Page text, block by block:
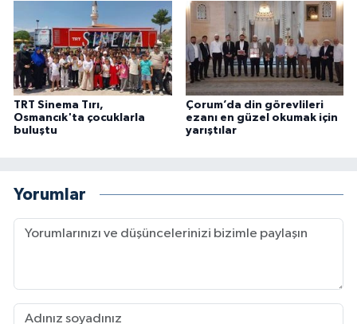
TRT Sinema Tırı,
Osmancık'ta çocuklarla
buluştu
Çorum’da din görevlileri
ezanı en güzel okumak için
yarıştılar
Yorumlar
Karaman Müftülüğü
Kars Müftülüğü
Kastamonu Müftülüğü
Kilis Müftülüğü
Kırıkkale Müftülüğü
Kırşehir Müftülüğü